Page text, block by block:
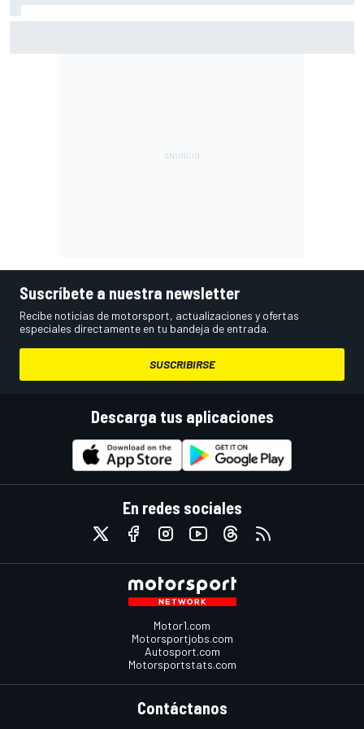
Suscríbete a nuestra newsletter
Recibe noticias de motorsport, actualizaciones y ofertas
especiales directamente en tu bandeja de entrada.
SUSCRIBIRSE
Descarga tus aplicaciones
En redes sociales
Motor1.com
Motorsportjobs.com
Autosport.com
Motorsportstats.com
Contáctanos